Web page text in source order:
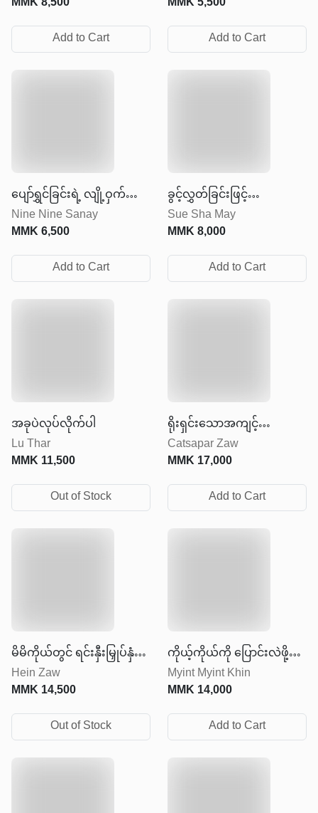
Add to Cart
Add to Cart
ပျော်ရွှင်ခြင်းရဲ့ လျို့ဝှက်
အမှတ်
Nine Nine Sanay
MMK6,500
Add to Cart
ခွင့်လွှတ်ခြင်းဖြင့်
လွတ်မြောက်ခြင်း
Sue Sha May
MMK8,000
Add to Cart
အခုပဲလုပ်လိုက်ပါ
Lu Thar
MMK11,500
Out of Stock
ရိုးရှင်းသောအကျင့်
ကောင်းမွန်သောဘဝ
Catsapar Zaw
MMK17,000
Add to Cart
မိမိကိုယ်တွင် ရင်းနှီးမြှုပ်နှံ
ခြင်း
Hein Zaw
MMK14,500
Out of Stock
ကိုယ့်ကိုယ်ကို ပြောင်းလဲဖို့
အတွက် သင်ခန်းစာ ၂၅ချက်
Myint Myint Khin
MMK14,000
Add to Cart